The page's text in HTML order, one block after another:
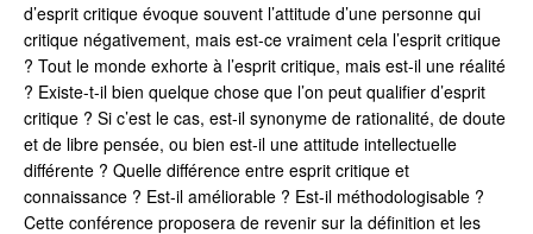
d’esprit critique évoque souvent l’attitude d’une personne qui
critique négativement, mais est-ce vraiment cela l’esprit critique
? Tout le monde exhorte à l’esprit critique, mais est-il une réalité
? Existe-t-il bien quelque chose que l’on peut qualifier d’esprit
critique ? Si c’est le cas, est-il synonyme de rationalité, de doute
et de libre pensée, ou bien est-il une attitude intellectuelle
différente ? Quelle différence entre esprit critique et
connaissance ? Est-il améliorable ? Est-il méthodologisable ?
Cette conférence proposera de revenir sur la définition et les